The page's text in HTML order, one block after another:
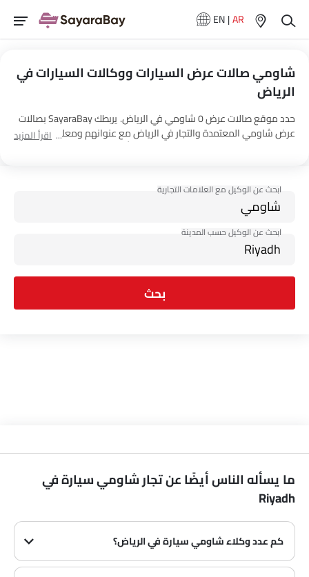
EN|AR
شاومي صالات عرض السيارات ووكالات السيارات في
الرياض‎
حدد موقع صالات عرض 0 شاومي في الرياض‎. يربطك SayaraBay بصالات
عرض شاومي المعتمدة والتجار في الرياض‎ مع عنوانهم ومعلومات
الاتصال الكاملة. لمزيد من المعلومات حول أسعار السيارات شاومي
اقرأ المزيد
بحث
ما يسأله الناس أيضًا عن تجار شاومي سيارة في
Riyadh
كم عدد وكلاء شاومي سيارة في الرياض‎؟